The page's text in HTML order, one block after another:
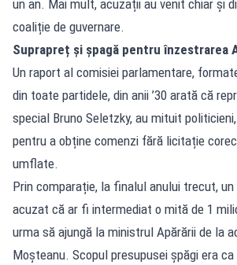
un an. Mai mult, acuzații au venit chiar și
coaliție de guvernare.
Suprapreț și șpagă pentru înzestrarea
Un raport al comisiei parlamentare,
din toate partidele, din anii ’30 arată că
special Bruno Seletzky, au mituit
pentru a obține comenzi fără licitație
umflate.
Prin comparație, la finalul anului trecut,
acuzat că ar fi intermediat o mită de 1
urma să ajungă la ministrul Apărării de la
Moșteanu. Scopul presupusei șpăgi era